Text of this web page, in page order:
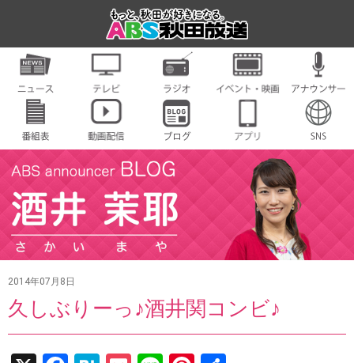
2014年07月8日
久しぶりーっ♪酒井関コンビ♪